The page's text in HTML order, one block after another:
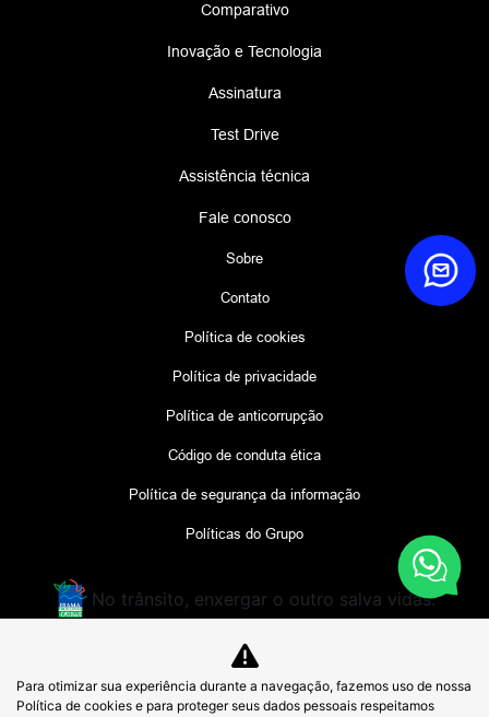
Comparativo
Inovação e Tecnologia
Assinatura
Test Drive
Assistência técnica
Fale conosco
Sobre
Contato
Política de cookies
Política de privacidade
Política de anticorrupção
Código de conduta ética
Política de segurança da informação
Políticas do Grupo
No trânsito, enxergar o outro salva vidas.
CMDBD
48.967.629/0001-31
Para otimizar sua experiência durante a navegação, fazemos uso de nossa
Política de cookies e para proteger seus dados pessoais respeitamos